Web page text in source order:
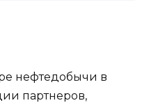
нефтедобычи в
партнеров,